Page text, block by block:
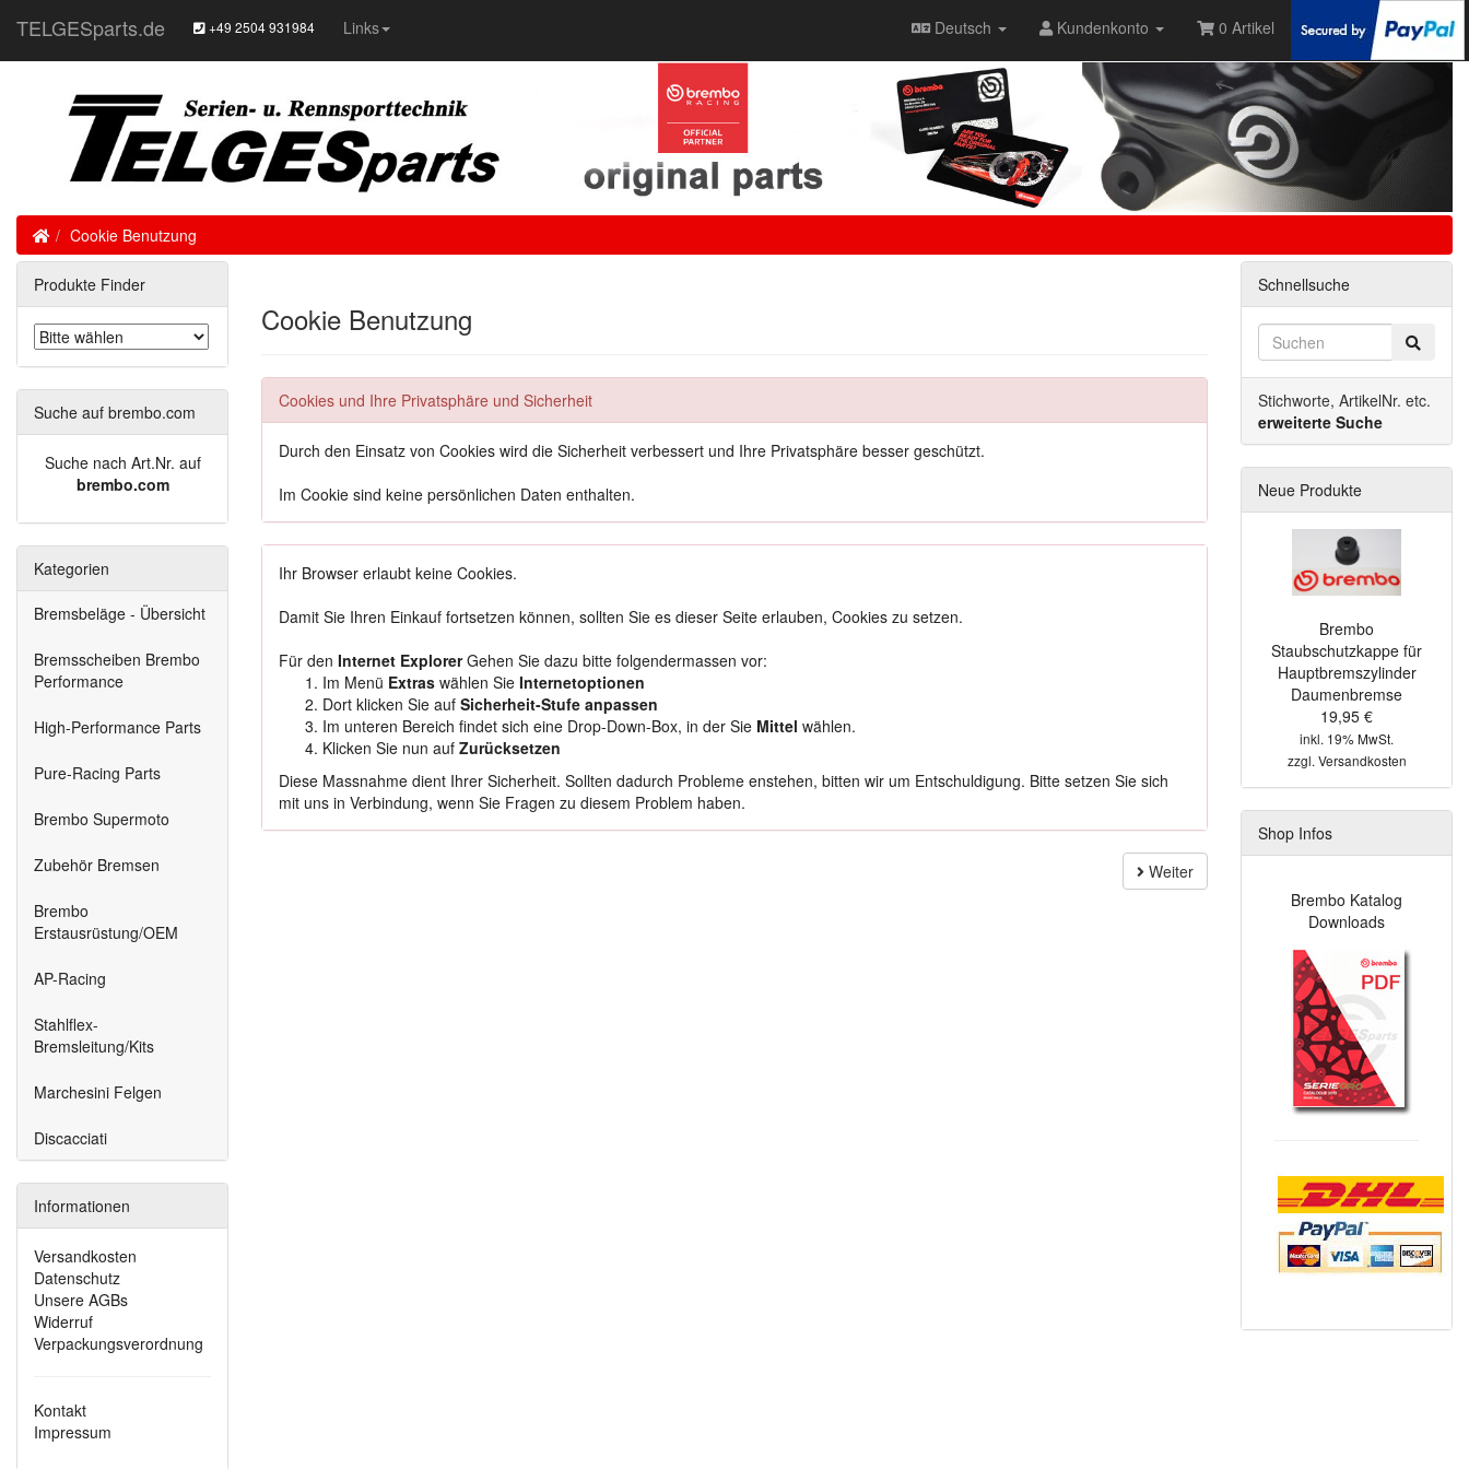
TELGESparts.de +49 2504 931984 Links Deutsch Kundenkonto 0 Artikel
HomeCookie Benutzung
Cookie Benutzung
Cookies und Ihre Privatsphäre und Sicherheit
Durch den Einsatz von Cookies wird die Sicherheit verbessert und Ihre Privatsphäre besser geschützt.
Im Cookie sind keine persönlichen Daten enthalten.
Ihr Browser erlaubt keine Cookies.
Damit Sie Ihren Einkauf fortsetzen können, sollten Sie es dieser Seite erlauben, Cookies zu setzen.
Für den Internet ExplorerGehen Sie dazu bitte folgendermassen vor:
Im Menü Extras wählen Sie Internetoptionen
Dort klicken Sie auf Sicherheit-Stufe anpassen
Im unteren Bereich findet sich eine Drop-Down-Box, in der Sie Mittel wählen.
Klicken Sie nun auf Zurücksetzen
Diese Massnahme dient Ihrer Sicherheit. Sollten dadurch Probleme enstehen, bitten wir um Entschuldigung. Bitte setzen Sie sich
mit uns in Verbindung, wenn Sie Fragen zu diesem Problem haben.
Weiter
Produkte Finder
Suche auf brembo.com
Suche nach Art.Nr. auf
brembo.com
Kategorien
Bremsbeläge - Übersicht
Bremsscheiben Brembo
Performance
High-Performance Parts
Pure-Racing Parts
Brembo Supermoto
Zubehör Bremsen
Brembo
Erstausrüstung/OEM
AP-Racing
Stahlflex-
Bremsleitung/Kits
Marchesini Felgen
Discacciati
Informationen
Versandkosten
Datenschutz
Unsere AGBs
Widerruf
Verpackungsverordnung
Kontakt
Impressum
Schnellsuche
Stichworte, ArtikelNr. etc.
erweiterte Suche
Neue Produkte
Brembo
Staubschutzkappe für
Hauptbremszylinder
Daumenbremse
19,95 €
inkl. 19% MwSt.
zzgl. Versandkosten
Shop Infos
Brembo Katalog
Downloads